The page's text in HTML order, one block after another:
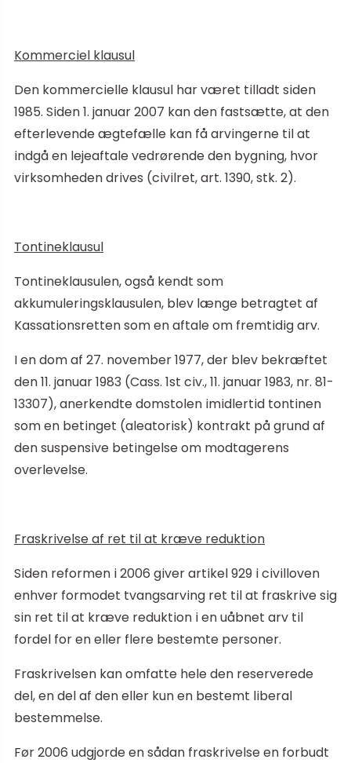
Kommerciel klausul
Den kommercielle klausul har været tilladt siden
1985. Siden 1. januar 2007 kan den fastsætte, at den
efterlevende ægtefælle kan få arvingerne til at
indgå en lejeaftale vedrørende den bygning, hvor
virksomheden drives (civilret, art. 1390, stk. 2).
Tontineklausul
Tontineklausulen, også kendt som
akkumuleringsklausulen, blev længe betragtet af
Kassationsretten som en aftale om fremtidig arv.
I en dom af 27. november 1977, der blev bekræftet
den 11. januar 1983 (Cass. 1st civ., 11. januar 1983, nr. 81-
13307), anerkendte domstolen imidlertid tontinen
som en betinget (aleatorisk) kontrakt på grund af
den suspensive betingelse om modtagerens
overlevelse.
Fraskrivelse af ret til at kræve reduktion
Siden reformen i 2006 giver artikel 929 i civilloven
enhver formodet tvangsarving ret til at fraskrive sig
sin ret til at kræve reduktion i en uåbnet arv til
fordel for en eller flere bestemte personer.
Fraskrivelsen kan omfatte hele den reserverede
del, en del af den eller kun en bestemt liberal
bestemmelse.
Før 2006 udgjorde en sådan fraskrivelse en forbudt